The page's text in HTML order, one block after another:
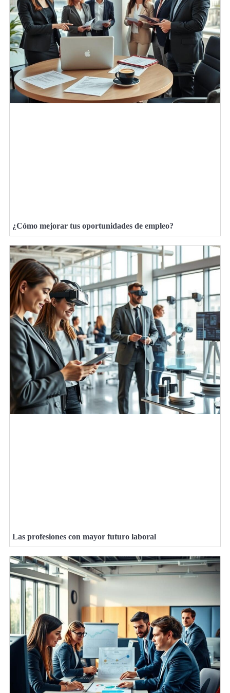
¿Cómo mejorar tus oportunidades de empleo?
Las profesiones con mayor futuro laboral